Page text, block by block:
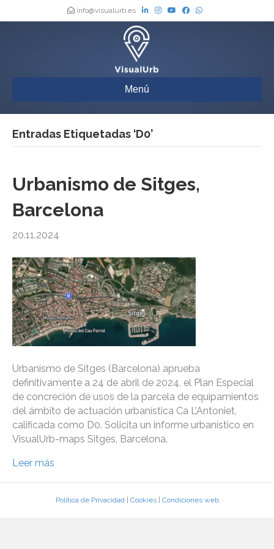
info@visualurb.es
Menú
Entradas Etiquetadas ‘D0’
Urbanismo de Sitges,
Barcelona
20.11.2024
Urbanismo de Sitges (Barcelona) aprueba
definitivamente a 24 de abril de 2024, el Plan Especial
de concreción de usos de la parcela de equipamientos
del ámbito de actuación urbanística Ca L’Antoniet,
calificada como D0. Solicita un informe urbanístico en
VisualUrb-maps Sitges, Barcelona.
Leer más
Política de Privacidad| Cookies| Condiciones web